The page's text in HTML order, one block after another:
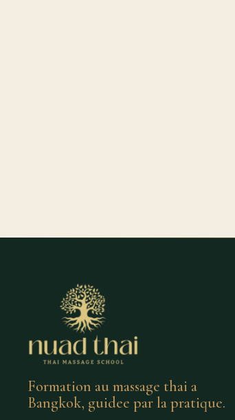
Formation au massage thai a
Bangkok, guidee par la pratique.